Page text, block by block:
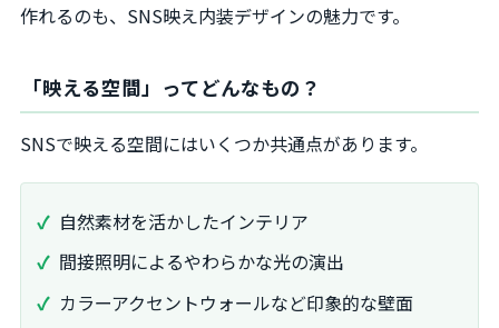
作れるのも、SNS映え内装デザインの魅力です。
「映える空間」ってどんなもの？
SNSで映える空間にはいくつか共通点があります。
自然素材を活かしたインテリア
間接照明によるやわらかな光の演出
カラーアクセントウォールなど印象的な壁面